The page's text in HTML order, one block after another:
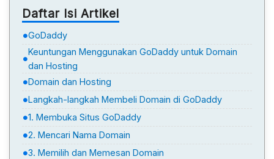
Daftar Isi Artikel
GoDaddy
Keuntungan Menggunakan GoDaddy untuk Domain
dan Hosting
Domain dan Hosting
Langkah-langkah Membeli Domain di GoDaddy
1. Membuka Situs GoDaddy
2. Mencari Nama Domain
3. Memilih dan Memesan Domain